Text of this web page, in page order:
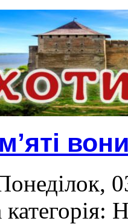
категорія: